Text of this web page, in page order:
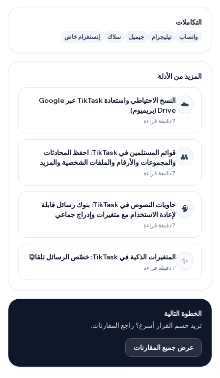
التكاملات
واتساب تيليجرام جيميل سلاك إنستغرام خاص
المزيد من الأدلة
☁️
النسخ الاحتياطي واستعادة TikTask عبر Google
Drive (بريميوم)
7 دقيقة قراءة
👥
قوائم المستلمين في TikTask: احفظ المحادثات
والمجموعات والأرقام والملفات الشخصية والمزيد
7 دقيقة قراءة
🧠
حاويات النصوص في TikTask: بنوك رسائل قابلة
لإعادة الاستخدام مع متغيرات وإدراج جماعي
7 دقيقة قراءة
✨ المتغيرات الذكية في TikTask: خصّص الرسائل تلقائيًا
7 دقيقة قراءة
الخطوة التالية
تريد حسم القرار أسرع؟ راجع المقارنات.
عرض جميع المقارنات